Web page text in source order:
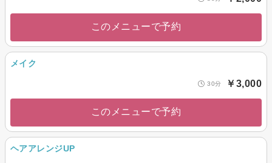
このメニューで予約
メイク
30分 ￥3,000
このメニューで予約
ヘアアレンジUP